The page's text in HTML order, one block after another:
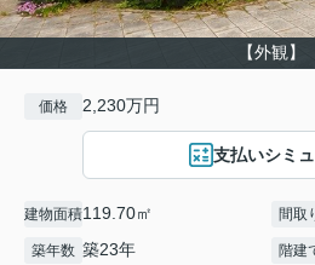
【外観】
価格 2,230万円
支払いシミ
建物面積119.70㎡ 間取
築年数 築23年 階建